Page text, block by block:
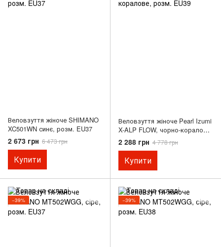
Веловзуття жіноче SHIMANO
XC501WN синє, розм. EU37
2 673 грн 6 473 грн
Купити
Веловзуття жіноче Pearl Izumi
X-ALP FLOW, чорно-коралове,
розм. EU39
2 288 грн 4 778 грн
Купити
−39% −39%